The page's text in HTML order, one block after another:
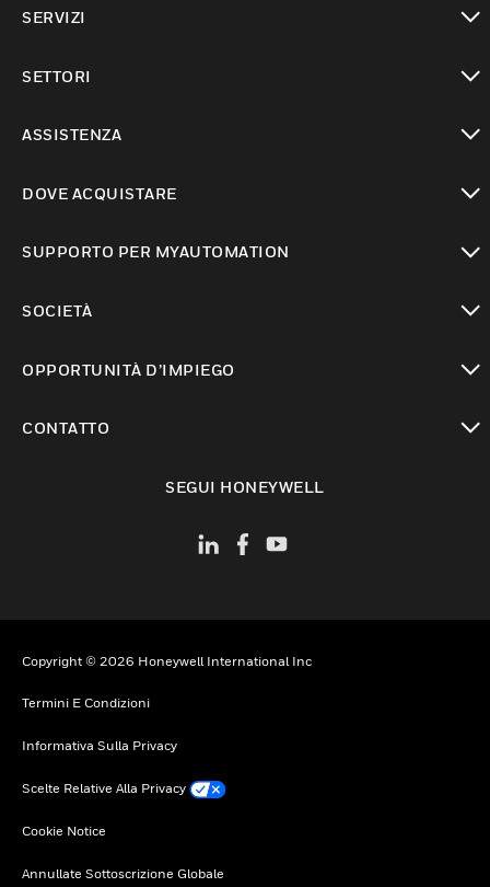
SERVIZI
SETTORI
ASSISTENZA
DOVE ACQUISTARE
SUPPORTO PER MYAUTOMATION
SOCIETÀ
OPPORTUNITÀ D’IMPIEGO
CONTATTO
SEGUI HONEYWELL
Copyright © 2026 Honeywell International Inc
Termini E Condizioni
Informativa Sulla Privacy
Scelte Relative Alla Privacy
Cookie Notice
Annullate Sottoscrizione Globale